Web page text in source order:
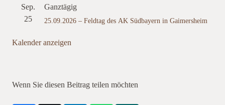
Sep.
25
Ganztägig
25.09.2026 – Feldtag des AK Südbayern in Gaimersheim
Kalender anzeigen
Wenn Sie diesen Beitrag teilen möchten